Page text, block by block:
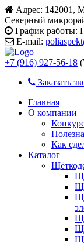
Адрес: 142001,
Северный
График работы:
E-mail:
+7 (916) 927-56-18
Заказать
Главная
О компании
Как
Каталог